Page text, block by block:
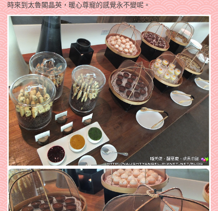
時來到太魯閣晶英，暖心尊寵的感覺永不變呢。